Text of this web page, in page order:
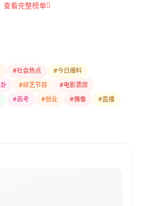
查看完整榜单
#社会热点
#今日爆料
#综艺节目
#电影票房
#高考 #创业 #偶像
#直播